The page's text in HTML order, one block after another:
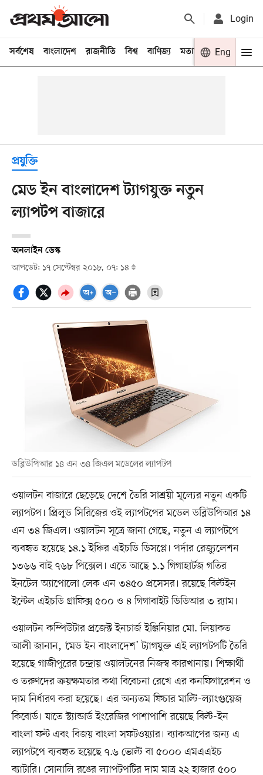
Login
সর্বশেষ বাংলাদেশ রাজনীতি বিশ্ব বাণিজ্য মতামত খেলা
Eng
প্রযুক্তি
মেড ইন বাংলাদেশ ট্যাগযুক্ত নতুন
ল্যাপটপ বাজারে
অনলাইন ডেস্ক
আপডেট: ১৭ সেপ্টেম্বর ২০১৮, ০৭: ১৪
ডব্লিউপিআর ১৪ এন ৩৪ জিএল মডেলের ল্যাপটপ
ওয়ালটন বাজারে ছেড়েছে দেশে তৈরি সাশ্রয়ী মূল্যের নতুন একটি
ল্যাপটপ। প্রিলুড সিরিজের ওই ল্যাপটপের মডেল ডব্লিউপিআর ১৪
এন ৩৪ জিএল। ওয়ালটন সূত্রে জানা গেছে, নতুন এ ল্যাপটপে
ব্যবহৃত হয়েছে ১৪.১ ইঞ্চির এইচডি ডিসপ্লে। পর্দার রেজ্যুলেশন
১৩৬৬ বাই ৭৬৮ পিক্সেল। এতে আছে ১.১ গিগাহার্টজ গতির
ইনটেল অ্যাপোলো লেক এন ৩৪৫০ প্রসেসর। রয়েছে বিল্টইন
ইন্টেল এইচডি গ্রাফিক্স ৫০০ ও ৪ গিগাবাইট ডিডিআর ৩ র‍্যাম।
ওয়ালটন কম্পিউটার প্রজেক্ট ইনচার্জ ইঞ্জিনিয়ার মো. লিয়াকত
আলী জানান, ‘মেড ইন বাংলাদেশ’ ট্যাগযুক্ত এই ল্যাপটপটি তৈরি
হয়েছে গাজীপুরের চন্দ্রায় ওয়ালটনের নিজস্ব কারখানায়। শিক্ষার্থী
ও তরুণদের ক্রয়ক্ষমতার কথা বিবেচনা রেখে এর কনফিগারেশন ও
দাম নির্ধারণ করা হয়েছে। এর অন্যতম ফিচার মাল্টি-ল্যাংগুয়েজ
কিবোর্ড। যাতে স্ট্যান্ডার্ড ইংরেজির পাশাপাশি রয়েছে বিল্ট-ইন
বাংলা ফন্ট এবং বিজয় বাংলা সফটওয়্যার। ব্যাকআপের জন্য এ
ল্যাপটপে ব্যবহৃত হয়েছে ৭.৬ ভোল্ট বা ৫০০০ এমএএইচ
ব্যাটারি। সোনালি রঙের ল্যাপটপটির দাম মাত্র ২২ হাজার ৫০০